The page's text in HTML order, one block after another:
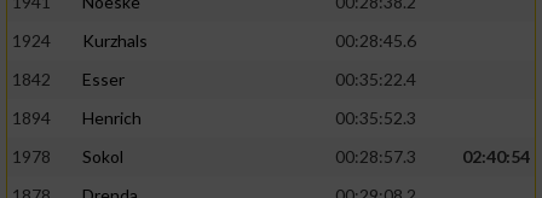
1924
Kurzhals
00:28:45.6
1842
Esser
00:35:22.4
1894
Henrich
00:35:52.3
1978
Sokol 00:28:57.3
02:40:54